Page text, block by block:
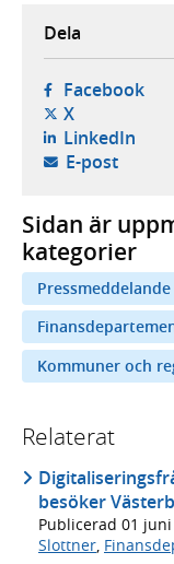
Dela
Facebook-
X- öppnas i
LinkedIn-
E-post-
Sidan är
kategorier
Pressmeddelande
Kommuner och
Relaterat
besöker
Publicerad 01
Slottner,